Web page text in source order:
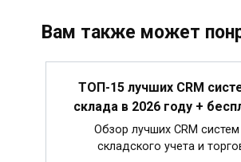
Вам также может
ТОП-15 лучших CRM
склада в 2026 году +
Обзор лучших CRM
складского учета и